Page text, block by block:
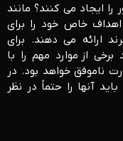
را ایجاد می کنند؟ مانند
اهداف خاص خود را برای
ارائه می دهند. برای
از موارد مهم را با
ناموفق خواهد بود. در
آنها را حتماً در نظر